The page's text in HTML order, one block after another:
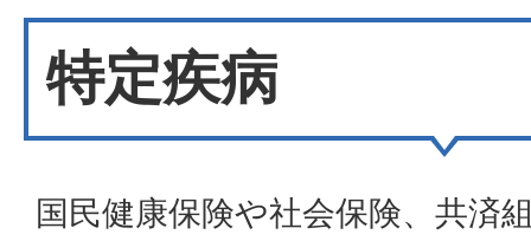
特定疾病
国民健康保険や社会保険、共済